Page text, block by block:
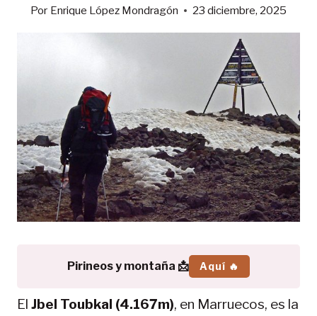
Por Enrique López Mondragón 23 diciembre, 2025
Pirineos y montaña 📩 Aquí 🔥
El Jbel Toubkal (4.167m), en Marruecos, es la